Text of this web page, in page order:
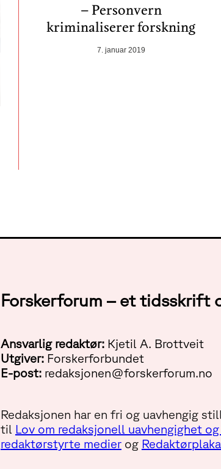
– Personvern
kriminaliserer forskning
7. januar 2019
Forskerforum – et tidsskrift
Ansvarlig redaktør:Kjetil A. Brottveit
Utgiver:Forskerforbundet
E-post:redaksjonen@forskerforum.no
Redaksjonen har en fri og uavhengig
til Lov om redaksjonell uavhengighet og
redaktørstyrte medierog